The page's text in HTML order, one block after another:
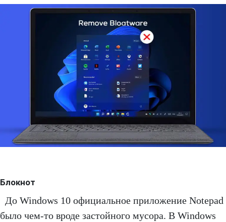
Блокнот
До Windows 10 официальное приложение Notepad
было чем-то вроде застойного мусора. В Windows